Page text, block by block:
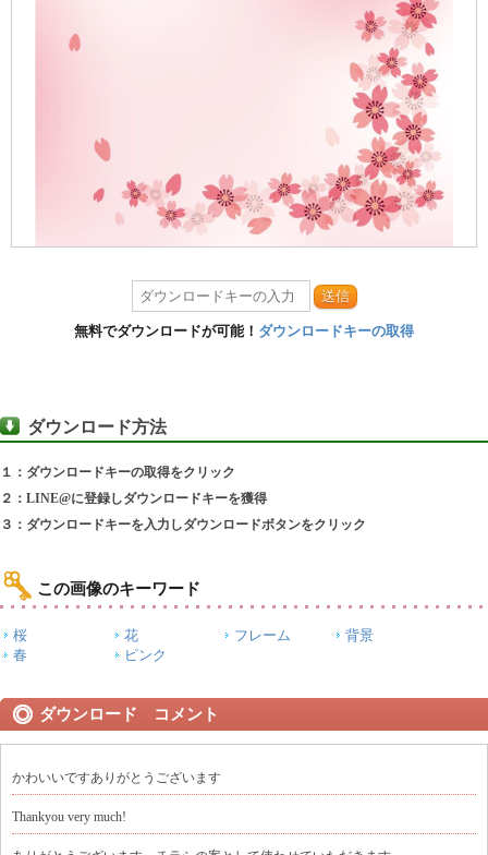
送信
無料でダウンロードが可能！ ダウンロードキーの取得
ダウンロード方法
１：ダウンロードキーの取得をクリック
２：LINE@に登録しダウンロードキーを獲得
３：ダウンロードキーを入力しダウンロードボタンをクリック
この画像のキーワード
桜 花 フレーム
背景
春
ピンク
ダウンロード コメント
かわいいですありがとうございます
Thankyou very much!